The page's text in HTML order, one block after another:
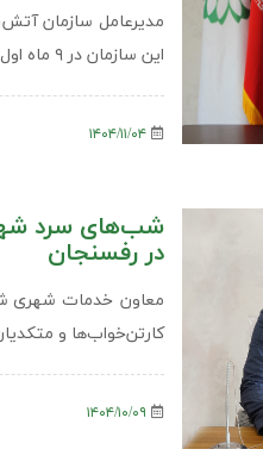
مدیرعامل سازمان
این سازمان در ۹ ماه اول سال ۱۴۰۴ پرداخت.
۱۴۰۴/۱۱/۰۴
شب‌های سرد شهر
در رفسنجان
معاون خدمات شهری
کارتن‌خواب‌ها و